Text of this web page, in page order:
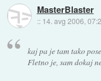
MasterBlaster
:: 14. avg 2006,
kaj pa je tam tako
Fletno je, sam dokaj